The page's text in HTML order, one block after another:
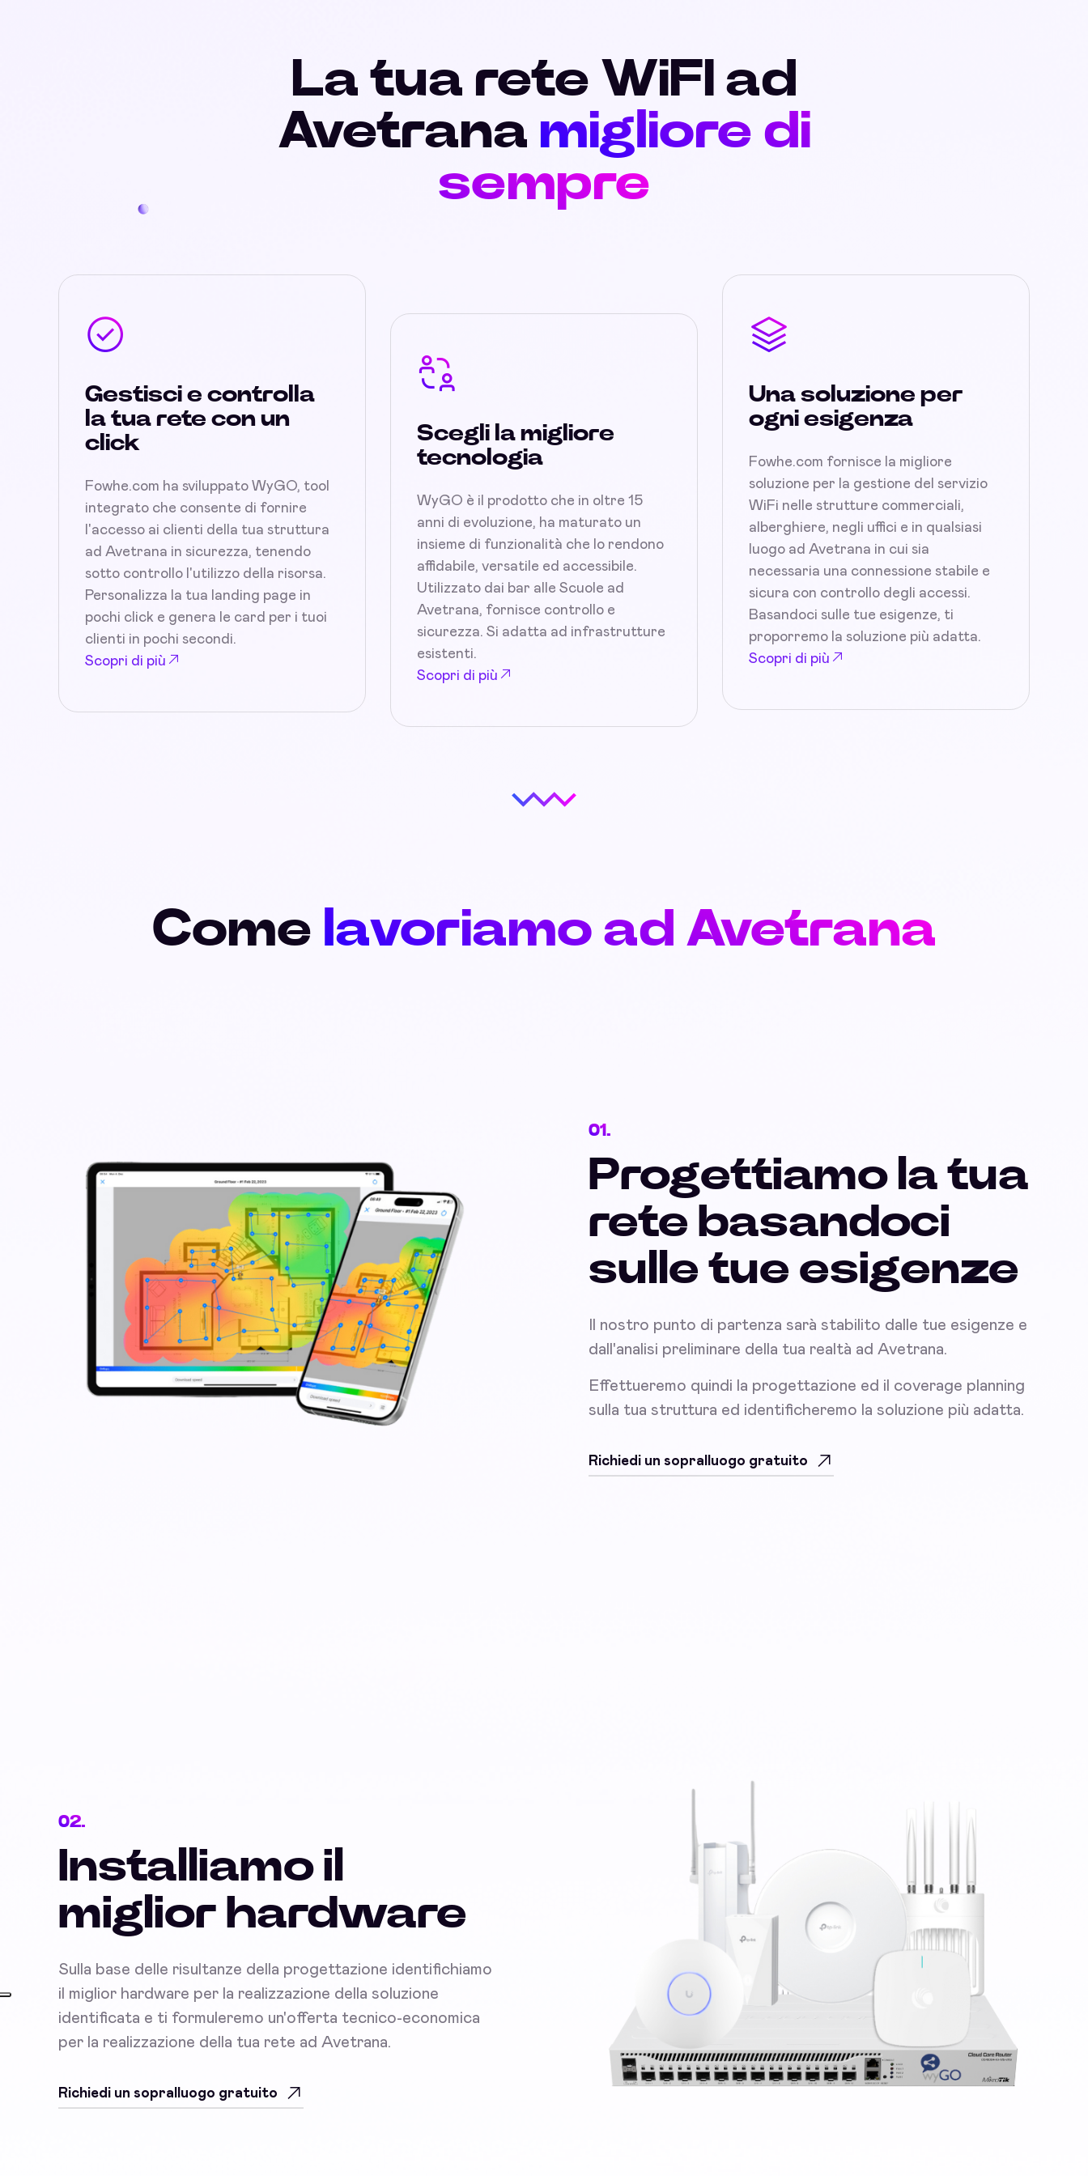
La tua rete WiFI ad
Avetrana migliore di
sempre
Gestisci e controlla
la tua rete con un
click
Fowhe.com ha sviluppato WyGO, tool
integrato che consente di fornire
l'accesso ai clienti della tua struttura
ad Avetrana in sicurezza, tenendo
sotto controllo l'utilizzo della risorsa.
Personalizza la tua landing page in
pochi click e genera le card per i tuoi
clienti in pochi secondi.
Scopri di più
Scegli la migliore
tecnologia
WyGO è il prodotto che in oltre 15
anni di evoluzione, ha maturato un
insieme di funzionalità che lo rendono
affidabile, versatile ed accessibile.
Utilizzato dai bar alle Scuole ad
Avetrana, fornisce controllo e
sicurezza. Si adatta ad infrastrutture
esistenti.
Scopri di più
Una soluzione per
ogni esigenza
Fowhe.com fornisce la migliore
soluzione per la gestione del servizio
WiFi nelle strutture commerciali,
alberghiere, negli uffici e in qualsiasi
luogo ad Avetrana in cui sia
necessaria una connessione stabile e
sicura con controllo degli accessi.
Basandoci sulle tue esigenze, ti
proporremo la soluzione più adatta.
Scopri di più
Come lavoriamo ad Avetrana
01.
Progettiamo la tua
rete basandoci
sulle tue esigenze
Il nostro punto di partenza sarà stabilito dalle tue esigenze e
dall'analisi preliminare della tua realtà ad Avetrana.
Effettueremo quindi la progettazione ed il coverage planning
sulla tua struttura ed identificheremo la soluzione più adatta.
Richiedi un sopralluogo gratuito
02.
Installiamo il
miglior hardware
Sulla base delle risultanze della progettazione identifichiamo
il miglior hardware per la realizzazione della soluzione
identificata e ti formuleremo un'offerta tecnico-economica
per la realizzazione della tua rete ad Avetrana.
Richiedi un sopralluogo gratuito